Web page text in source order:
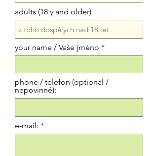
adults (18 y and older)
your name / Vaše jméno
phone / telefon (optional /
nepovinné):
e-mail: